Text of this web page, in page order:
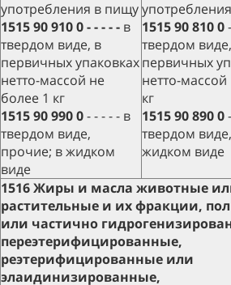
употребления в пищу
1515 90 910 0 - - - - - в
твердом виде, в
первичных упаковках
нетто-массой не
более 1 кг
1515 90 990 0- - - - - в
твердом виде,
прочие; в жидком
виде
1515 90 810 0
твердом
первичных
нетто-
кг
1515 90 890 0
твердом
жидком виде
1516 Жиры и масла животные
растительные и их фракции,
или частично
переэтерифицированные,
реэтерифицированные или
элаидинизированные,